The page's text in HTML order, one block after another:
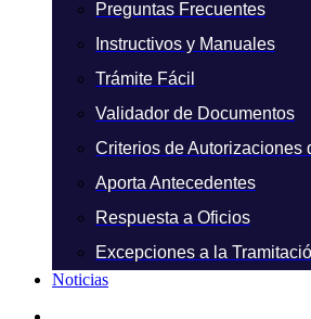
Preguntas Frecuentes
Instructivos y Manuales
Trámite Fácil
Validador de Documentos
Criterios de Autorizaciones
Aporta Antecedentes
Respuesta a Oficios
Excepciones a la
Noticias